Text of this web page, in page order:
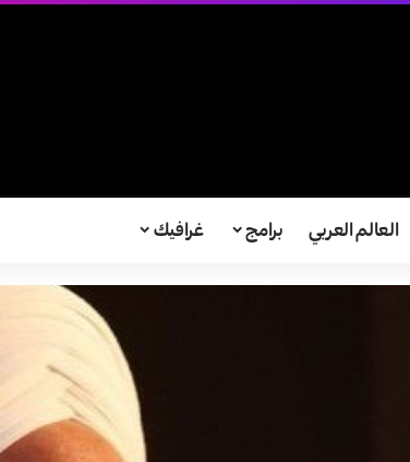
العالم العربي برامج غرافيك